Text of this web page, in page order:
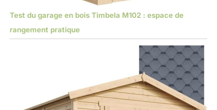
Test du garage en bois Timbela M102 : espace de
rangement pratique